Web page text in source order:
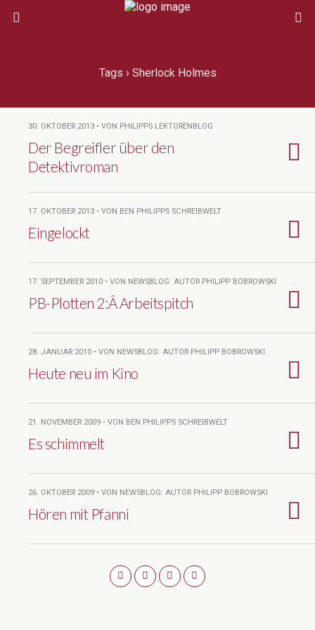
Tags › Sherlock Holmes
30. OKTOBER 2013 • VON PHILIPPS LEKTORENBLOG
Der Begreifler über den
Detektivroman
17. OKTOBER 2013 • VON BEN PHILIPPS SCHREIBWELT
Eingelockt
17. SEPTEMBER 2010 • VON NEWSBLOG: AUTOR PHILIPP BOBROWSKI
PB-Plotten 2:Â Arbeitspitch
28. JANUAR 2010 • VON NEWSBLOG: AUTOR PHILIPP BOBROWSKI
Heute neu im Kino
21. NOVEMBER 2009 • VON BEN PHILIPPS SCHREIBWELT
Es schimmelt
26. OKTOBER 2009 • VON NEWSBLOG: AUTOR PHILIPP BOBROWSKI
Hören mit Pfanni